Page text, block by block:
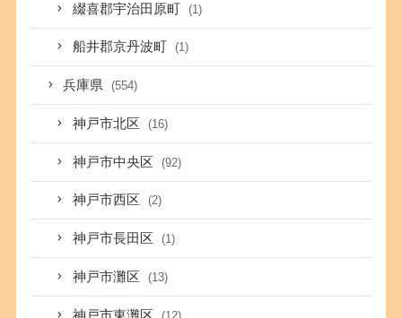
綴喜郡宇治田原町 (1)
船井郡京丹波町 (1)
兵庫県 (554)
神戸市北区 (16)
神戸市中央区 (92)
神戸市西区 (2)
神戸市長田区 (1)
神戸市灘区 (13)
神戸市東灘区